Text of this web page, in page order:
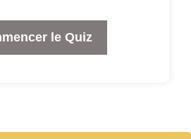
le Quiz